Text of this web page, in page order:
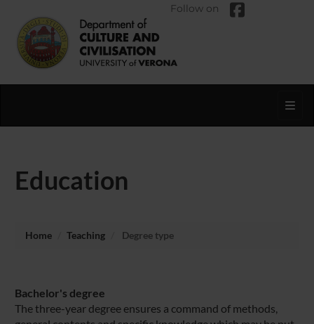
Follow on
Education
Home Teaching Degree type
Bachelor's degree
The three-year degree ensures a command of methods,